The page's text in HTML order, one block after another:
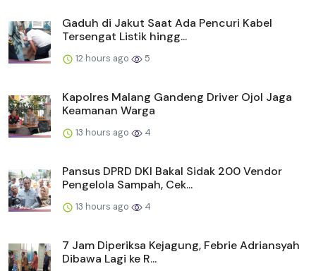
Gaduh di Jakut Saat Ada Pencuri Kabel
Tersengat Listik hingg...
12 hours ago 5
Kapolres Malang Gandeng Driver Ojol Jaga
Keamanan Warga
13 hours ago 4
Pansus DPRD DKI Bakal Sidak 200 Vendor
Pengelola Sampah, Cek...
13 hours ago 4
7 Jam Diperiksa Kejagung, Febrie Adriansyah
Dibawa Lagi ke R...